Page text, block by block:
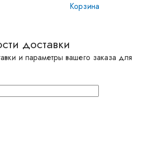
Корзина
доставки
и параметры вашего заказа для